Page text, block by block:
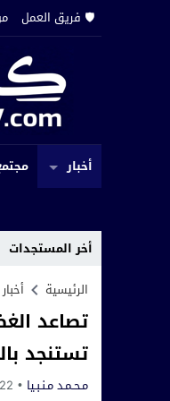
🛡️ فريق العمل
أخبار
أخر المستجدات
تسلطانت.. عودة نشاط محل
الرئيسية
أخبار
تصاعد
تستنجد
مـحـمـد مـنـبـيا 22 يونيو 2026